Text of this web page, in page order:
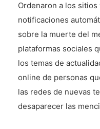
Ordenaron a los
notificaciones
sobre la muerte del
plataformas sociales
los temas de
online de personas
las redes de nuevas
desaparecer las